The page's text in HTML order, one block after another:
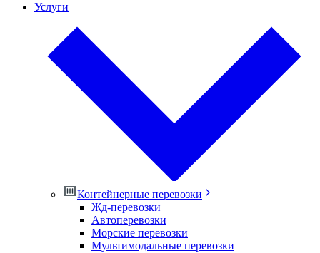
Услуги
Контейнерные перевозки
Жд-перевозки
Автоперевозки
Морские перевозки
Мультимодальные перевозки